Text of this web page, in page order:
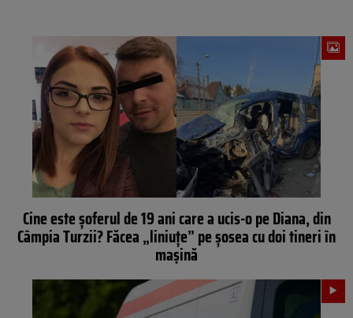
Cine este șoferul de 19 ani care a ucis-o pe Diana, din
Câmpia Turzii? Făcea „liniuțe” pe șosea cu doi tineri în
mașină